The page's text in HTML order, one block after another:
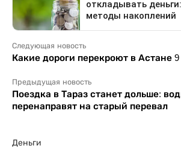
Следующая новость
Какие дороги перекроют в Астане 9
Предыдущая новость
Поездка в Тараз станет дольше:
перенаправят на старый перевал
Деньги